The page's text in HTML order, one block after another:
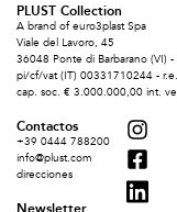
PLUST Collection
A brand of euro3plast Spa
Viale del Lavoro, 45
36048 Ponte di Barbarano (VI) -
pi/cf/vat (IT) 00331710244 -
cap. soc. € 3.000.000,00 int.
Contactos
+39 0444 788200
info@plust.com
direcciones